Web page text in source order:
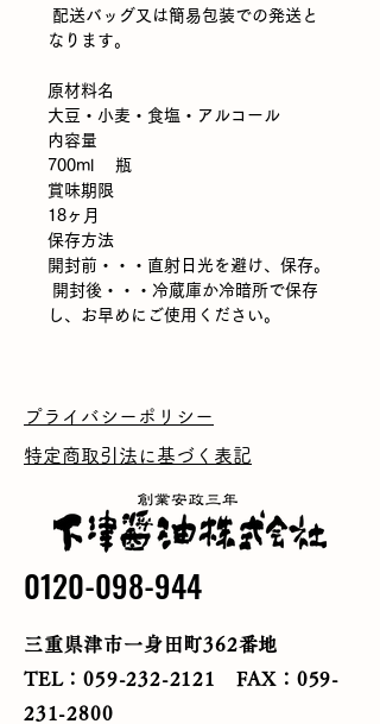
配送バッグ又は簡易包装での発送と
なります。
原材料名
大豆・小麦・食塩・アルコール
内容量
700ml 瓶
賞味期限
18ヶ月
保存方法
開封前・・・直射日光を避け、保存。
開封後・・・冷蔵庫か冷暗所で保存
し、お早めにご使用ください。
プライバシーポリシー
特定商取引法に基づく表記
0120-098-944
三重県津市一身田町362番地
TEL：059-232-2121 FAX：059-
231-2800